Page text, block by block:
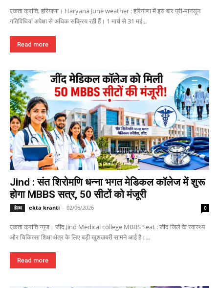
एकता क्रांति, हरियाणा। Haryana June weather : हरियाणा में इस बार प्री-मानसून
गतिविधियां अपेक्षा से अधिक सक्रिय रही हैं। 1 मार्च से 31 मई...
Read more
Jind : संत शिरोमणि धन्ना भगत मेडिकल कॉलेज में शुरू
होगा MBBS सत्र, 50 सीटों को मंजूरी
हेल्थ ekta kranti - 02/06/2026 0
एकता क्रांति न्यूज। जींद Jind Medical college MBBS Seat : जींद जिले के स्वास्थ्य
और चिकित्सा शिक्षा क्षेत्र के लिए बड़ी खुशखबरी सामने आई है।...
Read more